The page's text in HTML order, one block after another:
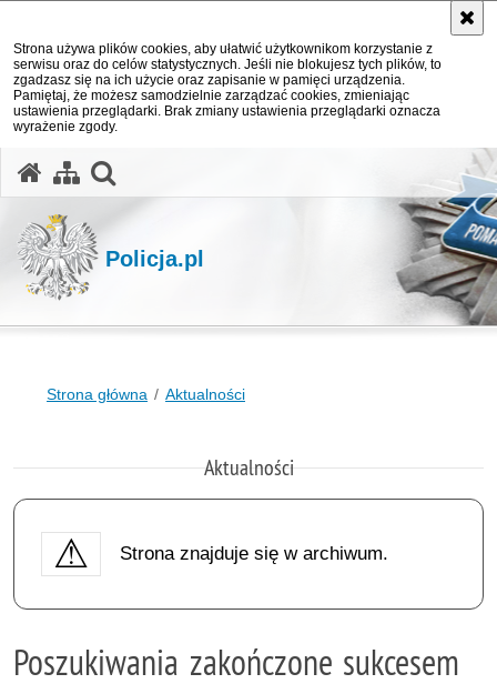
Strona używa plików cookies, aby ułatwić użytkownikom korzystanie z
serwisu oraz do celów statystycznych. Jeśli nie blokujesz tych plików, to
zgadzasz się na ich użycie oraz zapisanie w pamięci urządzenia.
Pamiętaj, że możesz samodzielnie zarządzać cookies, zmieniając
ustawienia przeglądarki. Brak zmiany ustawienia przeglądarki oznacza
wyrażenie zgody.
Policja.pl
Strona główna Aktualności
Aktualności
Strona znajduje się w archiwum.
Poszukiwania zakończone sukcesem